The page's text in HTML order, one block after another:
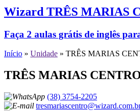
Wizard TRÊS MARIAS
Faça 2 aulas grátis de inglês
Início » Unidade » TRÊS MARIAS
TRÊS MARIAS
(38) 3754-2205